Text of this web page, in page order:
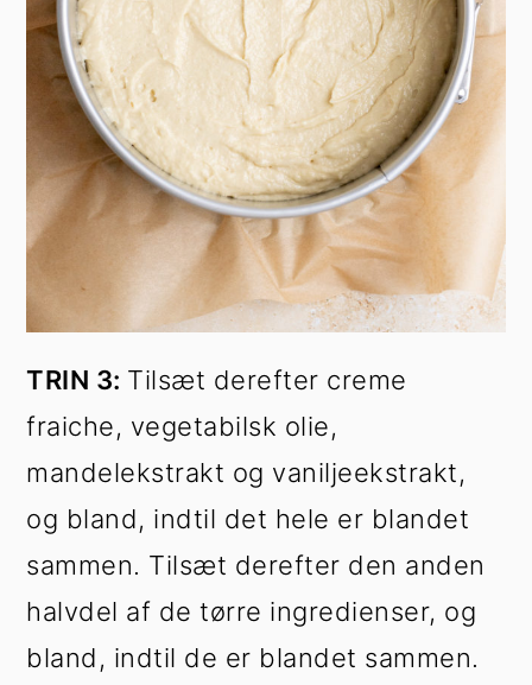
TRIN 3: Tilsæt derefter creme
fraiche, vegetabilsk olie,
mandelekstrakt og vaniljeekstrakt,
og bland, indtil det hele er blandet
sammen. Tilsæt derefter den anden
halvdel af de tørre ingredienser, og
bland, indtil de er blandet sammen.